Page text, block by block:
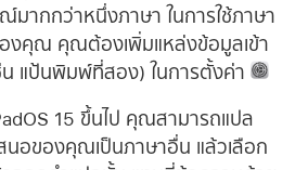
มากกว่าหนึ่งภาษา ในการใช้ภาษา
องคุณ คุณต้องเพิ่มแหล่งข้อมูลเข้า
น แป้นพิมพ์ที่สอง) ในการตั้งค่า
15 ขึ้นไป คุณสามารถแปล
นอของคุณเป็นภาษาอื่น แล้วเลือก